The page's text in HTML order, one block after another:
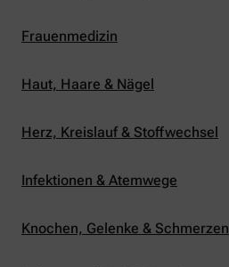
Frauenmedizin
Haut, Haare & Nägel
Herz, Kreislauf & Stoffwechsel
Infektionen & Atemwege
Knochen, Gelenke & Schmerzen